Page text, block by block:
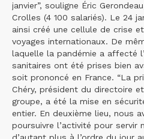
janvier”, souligne Éric
Crolles (4 100 salariés). Le 24
ainsi créé une cellule de crise
voyages internationaux. De
laquelle la pandémie a affecté
sanitaires ont été prises bien
soit prononcé en France. “La
Chéry, président du directoire
groupe, a été la mise en
entier. En deuxième lieu, nous
poursuivre l’activité pour servir